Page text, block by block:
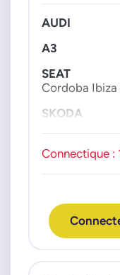
AUDI
A3
SEAT
Cordoba Ibiza
SKODA
VW
Connectique :